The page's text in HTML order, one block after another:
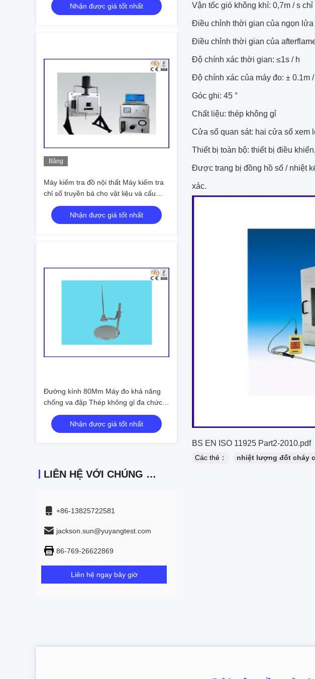
Nhận được giá tốt nhất
Băng
Máy kiểm tra đồ nội thất Máy kiểm tra
chỉ số truyền bá cho vật liệu và cấu
trúc xây dựng
Nhận được giá tốt nhất
Đường kính 80Mm Máy đo khả năng
chống va đập Thép không gỉ đa chức
năng
Nhận được giá tốt nhất
LIÊN HỆ VỚI CHÚNG TÔI
+86-13825722581
jackson.sun@yuyangtest.com
86-769-26622869
Liên hệ ngay bây giờ
Vận tốc gió không khí: 0,7m / s
Điều chỉnh thời gian của ngọn lửa
Điều chỉnh thời gian của
Độ chính xác thời gian: ≤1s / h
Độ chính xác của máy đo: ± 0.1m /
Góc ghi: 45 °
Chất liệu: thép không gỉ
Cửa sổ quan sát: hai cửa sổ xem
Thiết bị toàn bộ: thiết bị điều
Được trang bị đồng hồ số / nhiệt
xác.
BS EN ISO 11925 Part2-2010.pdf
Các thẻ： nhiệt lượng đốt cháy